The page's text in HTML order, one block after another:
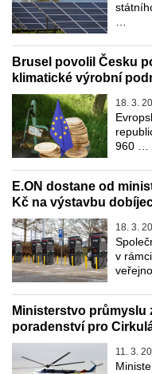
Brusel povolil Česku
klimatické výrobní
18. 3.
960 …
E.ON dostane od
Kč na výstavbu
18. 3.
v
Ministerstvo průmyslu
poradenství pro
11. 3.